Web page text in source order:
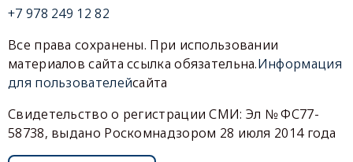
+7 978 249 12 82
Все права сохранены. При использовании
материалов сайта ссылка обязательна.Информация
для пользователейсайта
Свидетельство о регистрации СМИ: Эл № ФС77-
58738, выдано Роскомнадзором 28 июля 2014 года